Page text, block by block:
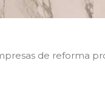
de reforma